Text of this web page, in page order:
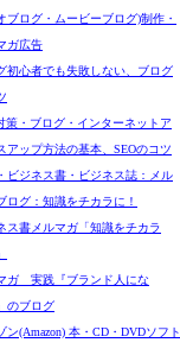
ブログ・ムービーブログ)制作・
ガ広告
初心者でも失敗しない、ブログ
策・ブログ・インターネットア
アップ方法の基本、SEOのコツ
ビジネス書・ビジネス誌：メル
ログ：知識をチカラに！
ス書メルマガ「知識をチカラ
ガ 実践『ブランド人にな
のブログ
ン(Amazon) 本・CD・DVDソフト